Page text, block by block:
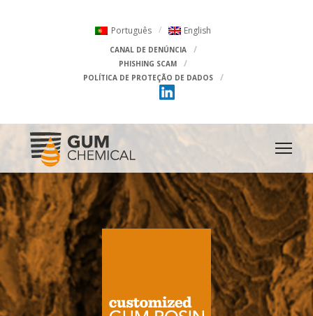
Português English
CANAL DE DENÚNCIA
PHISHING SCAM
POLÍTICA DE PROTEÇÃO DE DADOS